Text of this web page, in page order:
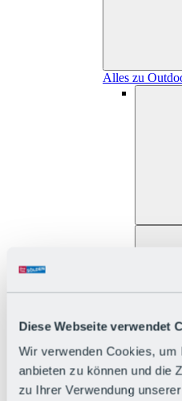
Diese Webseite verwendet
Wir verwenden Cookies, um
anbieten zu können und die
zu Ihrer Verwendung
Alles zu